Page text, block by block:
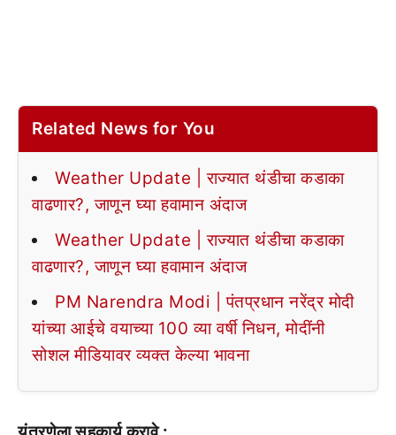
Related News for You
Weather Update | राज्यात थंडीचा कडाका
वाढणार?, जाणून घ्या हवामान अंदाज
Weather Update | राज्यात थंडीचा कडाका
वाढणार?, जाणून घ्या हवामान अंदाज
PM Narendra Modi | पंतप्रधान नरेंद्र मोदी
यांच्या आईचे वयाच्या 100 व्या वर्षी निधन, मोदींनी
सोशल मीडियावर व्यक्त केल्या भावना